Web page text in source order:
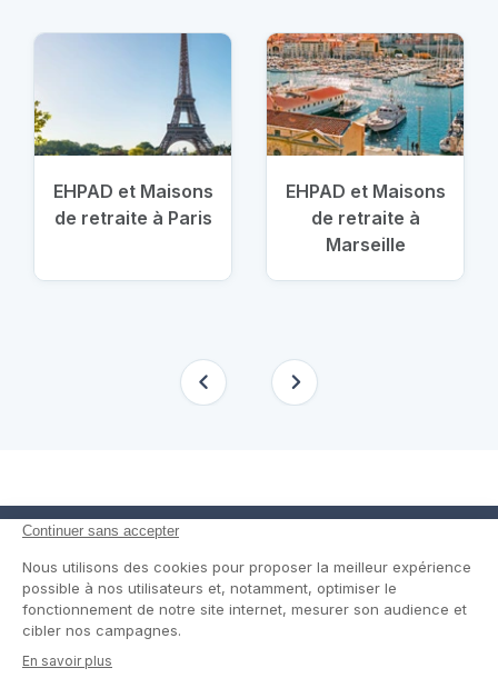
EHPAD et Maisons
de retraite à Paris
EHPAD et Maisons
de retraite à
Marseille
Comment ça marche ?
Un service de confiance
Facebook
Twitter